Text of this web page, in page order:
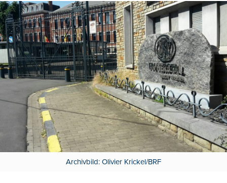
Archivbild: Olivier Krickel/BRF